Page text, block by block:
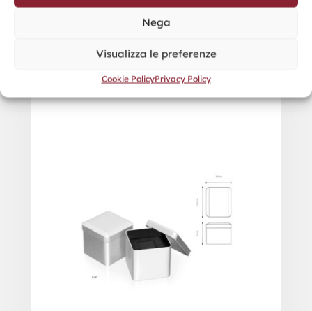
Nega
Visualizza le preferenze
Cookie PolicyPrivacy Policy